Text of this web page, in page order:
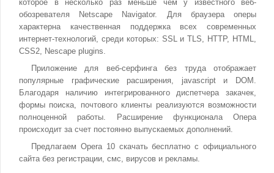
которое в несколько раз меньше чем у известного веб-
обозревателя Netscape Navigator. Для браузера оперы
характерна качественная поддержка всех современных
интернет-технологий, среди которых: SSL и TLS, HTTP, HTML,
CSS2, Nescape plugins.
Приложение для веб-серфинга без труда отображает
популярные графические расширения, javascript и DOM.
Благодаря наличию интегрированного диспетчера закачек,
формы поиска, почтового клиенты реализуются возможности
полноценной работы. Расширение функционала Опера
происходит за счет постоянно выпускаемых дополнений.
Предлагаем Opera 10 скачать бесплатно с официального
сайта без регистрации, смс, вирусов и рекламы.